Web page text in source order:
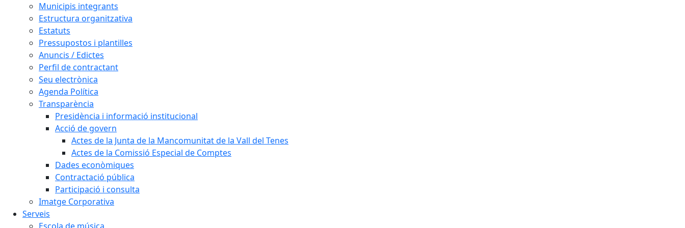
Municipis integrants
Estructura organitzativa
Estatuts
Pressupostos i plantilles
Anuncis / Edictes
Perfil de contractant
Seu electrònica
Agenda Política
Transparència
Presidència i informació institucional
Acció de govern
Actes de la Junta de la Mancomunitat de la Vall del Tenes
Actes de la Comissió Especial de Comptes
Dades econòmiques
Contractació pública
Participació i consulta
Imatge Corporativa
Serveis